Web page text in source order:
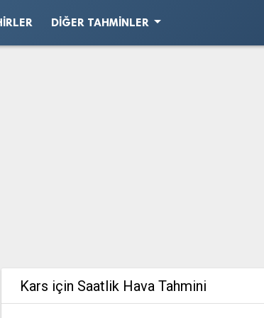
DIĞER TAHMINLERarrow_drop_down
Kars için Saatlik Hava Tahmini